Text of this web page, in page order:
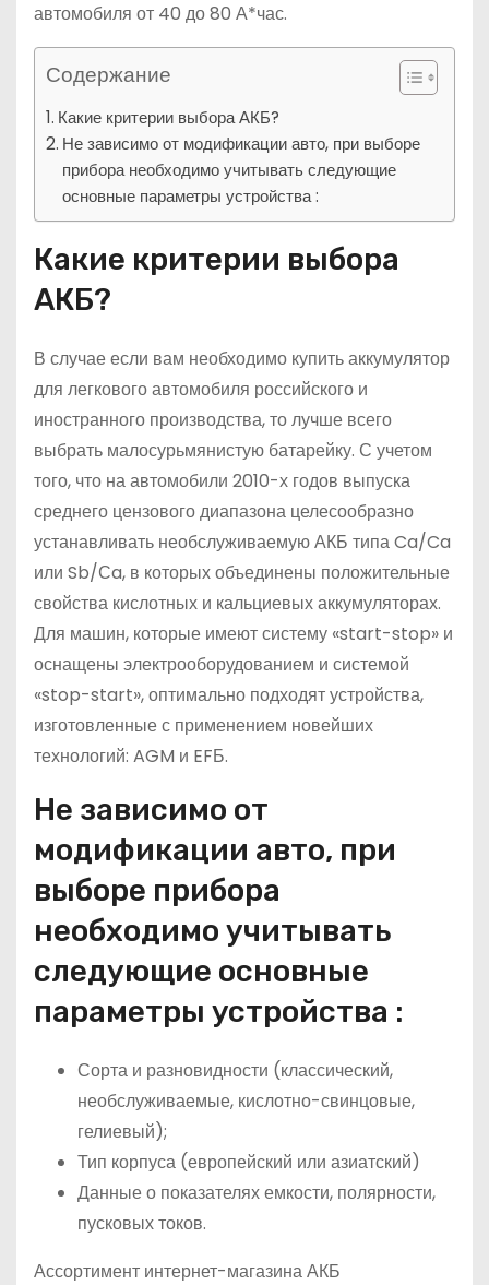
автомобиля от 40 до 80 А*час.
Содержание
Какие критерии выбора АКБ?
Не зависимо от модификации авто, при выборе
прибора необходимо учитывать следующие
основные параметры устройства :
Какие критерии выбора
АКБ?
В случае если вам необходимо купить аккумулятор
для легкового автомобиля российского и
иностранного производства, то лучше всего
выбрать малосурьмянистую батарейку. С учетом
того, что на автомобили 2010-х годов выпуска
среднего цензового диапазона целесообразно
устанавливать необслуживаемую АКБ типа Ca/Ca
или Sb/Сa, в которых объединены положительные
свойства кислотных и кальциевых аккумуляторах.
Для машин, которые имеют систему «start-stop» и
оснащены электрооборудованием и системой
«stop-start», оптимально подходят устройства,
изготовленные с применением новейших
технологий: AGM и EFБ.
Не зависимо от
модификации авто, при
выборе прибора
необходимо учитывать
следующие основные
параметры устройства :
Сорта и разновидности (классический,
необслуживаемые, кислотно-свинцовые,
гелиевый);
Тип корпуса (европейский или азиатский)
Данные о показателях емкости, полярности,
пусковых токов.
Ассортимент интернет-магазина АКБ